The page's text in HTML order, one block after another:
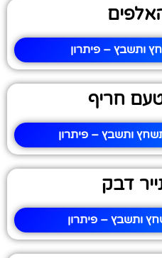
ותשבץ – פיתרון
חריף
ותשבץ – פיתרון
דבק
ותשבץ – פיתרון